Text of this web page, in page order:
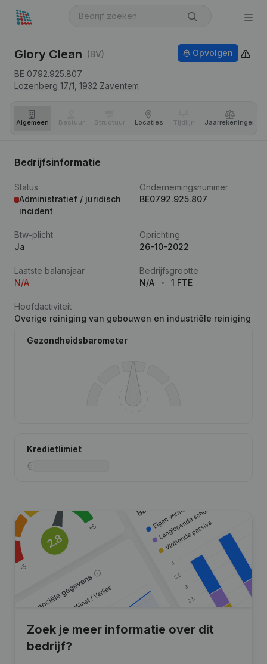
Glory Clean (BV)
BE 0792.925.807
Lozenberg 17/1, 1932 Zaventem
Opvolgen
Algemeen Bestuur Structuur Locaties Tijdlijn Jaar­rekeningen
Bedrijfsinformatie
Status
Administratief / juridisch
incident
Ondernemingsnummer
BE0792.925.807
Btw-plicht
Ja
Oprichting
26-10-2022
Laatste balansjaar
N/A
Bedrijfsgrootte
N/A
1 FTE
Hoofdactiviteit
Overige reiniging van gebouwen en industriële reiniging
Gezondheidsbarometer
Kredietlimiet
Zoek je meer informatie over dit
bedrijf?